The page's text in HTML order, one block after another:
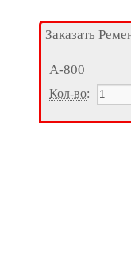
Заказать
А-800
Кол-во: